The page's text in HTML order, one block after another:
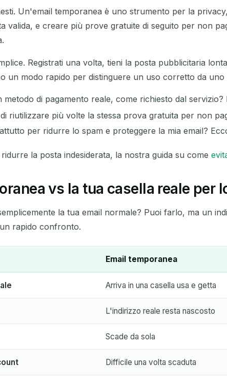
Un'email temporanea è uno strumento per la
valida, e creare più prove gratuite di seguito per non
Registrati una volta, tieni la posta pubblicitaria
un modo rapido per distinguere un uso corretto da
metodo di pagamento reale, come richiesto dal servizio?
riutilizzare più volte la stessa prova gratuita per non
per ridurre lo spam e proteggere la mia email?
la posta indesiderata, la nostra guida su come
vs la tua casella reale per
la tua email normale? Puoi farlo, ma un
rapido confronto.
Email temporanea
Arriva in una casella usa e getta
L'indirizzo reale resta nascosto
Scade da sola
Difficile una volta scaduta